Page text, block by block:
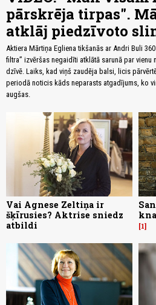
pārskrēja tirpas".
atklāj piedzīvoto
Aktiera Mārtiņa Egliena tikšanās ar Andri Buli
filtra” izvēršas negaidīti atklātā sarunā par vienu
dzīvē. Laiks, kad viņš zaudēja balsi, licis
periodā noticis kāds neparasts atgadījums, ko
augšas.
Vai Agnese Zeltiņa ir
šķīrusies? Aktrise sniedz
atbildi
1